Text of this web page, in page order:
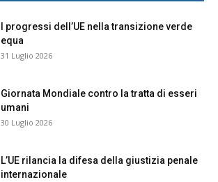
I progressi dell’UE nella transizione verde
equa
31 Luglio 2026
Giornata Mondiale contro la tratta di esseri
umani
30 Luglio 2026
L’UE rilancia la difesa della giustizia penale
internazionale